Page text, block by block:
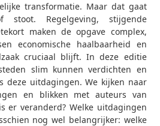
transformatie. Maar dat gaat
Regelgeving, stijgende
maken de opgave complex,
economische haalbaarheid en
cruciaal blijft. In deze editie
slim kunnen verdichten en
deze uitdagingen. We kijken naar
en blikken met auteurs van
er veranderd? Welke uitdagingen
nog wel belangrijker: welke